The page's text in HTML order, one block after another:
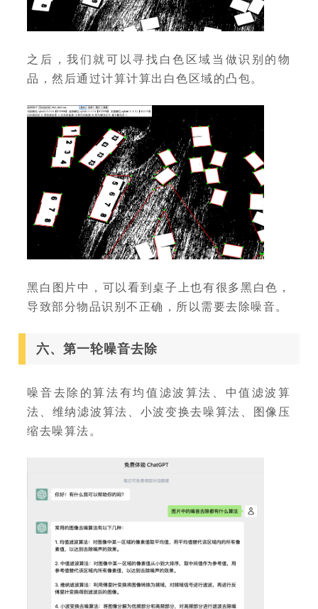
之后，我们就可以寻找白色区域当做识别的物
品，然后通过计算计算出白色区域的凸包。
黑白图片中，可以看到桌子上也有很多黑白色，
导致部分物品识别不正确，所以需要去除噪音。
六、第一轮噪音去除
噪音去除的算法有均值滤波算法、中值滤波算
法、维纳滤波算法、小波变换去噪算法、图像压
缩去噪算法。